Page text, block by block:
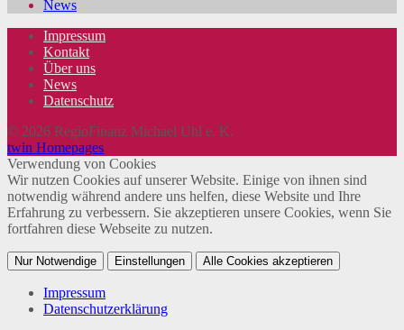
News
Impressum
Kontakt
Über uns
News
Datenschutz
© 2026 RegioFinanz Michael Uhl e. K.
twin Homepages
Verwendung von Cookies
Wir nutzen Cookies auf unserer Website. Einige von ihnen sind
notwendig während andere uns helfen, diese Website und Ihre
Erfahrung zu verbessern. Sie akzeptieren unsere Cookies, wenn Sie
fortfahren diese Webseite zu nutzen.
Nur Notwendige Einstellungen Alle Cookies akzeptieren
Impressum
Datenschutzerklärung